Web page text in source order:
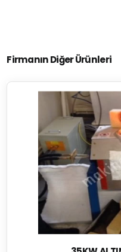
Firmanın Diğer Ürünleri